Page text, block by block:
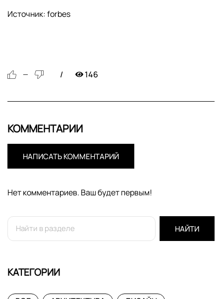
Источник: forbes
— 146
КОММЕНТАРИИ
НАПИСАТЬ КОММЕНТАРИЙ
Нет комментариев. Ваш будет первым!
НАЙТИ
КАТЕГОРИИ